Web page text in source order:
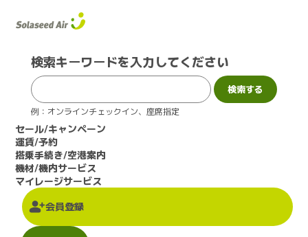
検索キーワードを入力してください
例：オンラインチェックイン、座席指定
セール/キャンペーン
運賃/予約
搭乗手続き/空港案内
機材/機内サービス
マイレージサービス
会員登録